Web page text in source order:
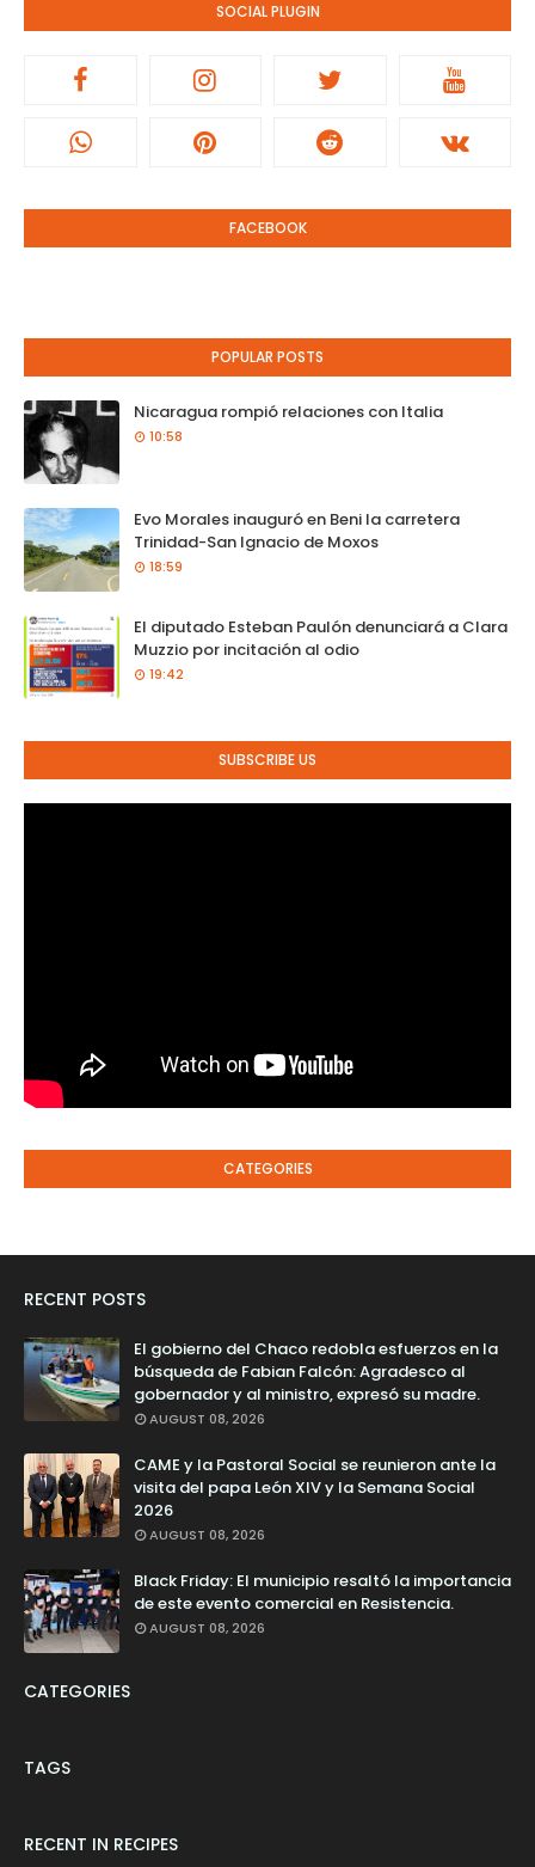
SOCIAL PLUGIN
FACEBOOK
POPULAR POSTS
Nicaragua rompió relaciones con Italia
10:58
Evo Morales inauguró en Beni la carretera
Trinidad-San Ignacio de Moxos
18:59
El diputado Esteban Paulón denunciará a Clara
Muzzio por incitación al odio
19:42
SUBSCRIBE US
CATEGORIES
RECENT POSTS
El gobierno del Chaco redobla esfuerzos en la
búsqueda de Fabian Falcón: Agradesco al
gobernador y al ministro, expresó su madre.
AUGUST 08, 2026
CAME y la Pastoral Social se reunieron ante la
visita del papa León XIV y la Semana Social
2026
AUGUST 08, 2026
Black Friday: El municipio resaltó la importancia
de este evento comercial en Resistencia.
AUGUST 08, 2026
CATEGORIES
TAGS
RECENT IN RECIPES